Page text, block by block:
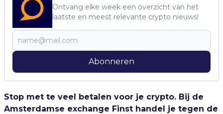
Ontvang elke week een overzicht van het
laatste en meest relevante crypto nieuws!
Abonneren
Stop met te veel betalen voor je crypto. Bij de
Amsterdamse exchange Finst handel je tegen de